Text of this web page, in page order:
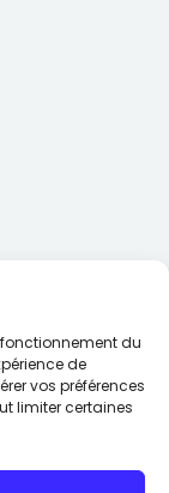
du
de
vos préférences
limiter certaines